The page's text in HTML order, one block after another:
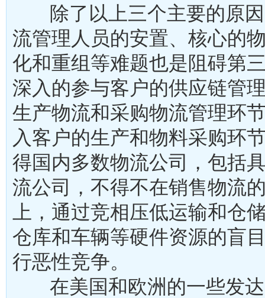
除了以上三个主要的原因
流管理人员的安置、核心的
化和重组等难题也是阻碍第
深入的参与客户的供应链管
生产物流和采购物流管理环
入客户的生产和物料采购环
得国内多数物流公司，包括
流公司，不得不在销售物流
上，通过竞相压低运输和仓
仓库和车辆等硬件资源的盲
行恶性竞争。
在美国和欧洲的一些发达